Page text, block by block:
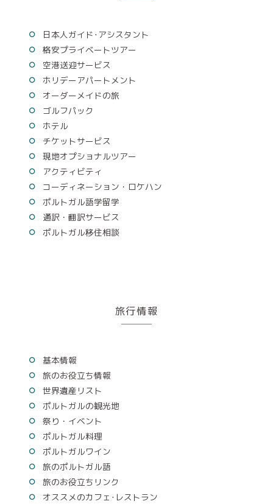
日本人ガイド･アシスタント
格安プライベートツアー
空港送迎サービス
ホリデーアパートメント
オーダーメイドの旅
ゴルフパック
ホテル
チケットサービス
現地オプショナルツアー
アクティビティ
コーディネーション・ロケハン
ポルトガル語学留学
通訳・翻訳サービス
ポルトガル移住相談
旅行情報
基本情報
旅のお役立ち情報
世界遺産リスト
ポルトガルの観光地
祭り・イベント
ポルトガル料理
ポルトガルワイン
旅のポルトガル語
旅のお役立ちリンク
オススメのカフェ･レストラン